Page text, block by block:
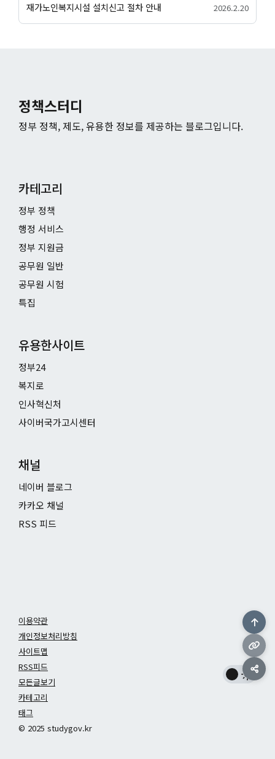
재가노인복지시설 설치신고 절차 안내 2026.2.20
정책스터디
정부 정책, 제도, 유용한 정보를 제공하는 블로그입니다.
카테고리
정부 정책
행정 서비스
정부 지원금
공무원 일반
공무원 시험
특집
유용한사이트
정부24
복지로
인사혁신처
사이버국가고시센터
채널
네이버 블로그
카카오 채널
RSS 피드
이용약관
개인정보처리방침
사이트맵
RSS피드
모든글보기
카테고리
태그
© 2025 studygov.kr